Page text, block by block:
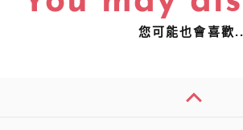
您可能也會喜歡